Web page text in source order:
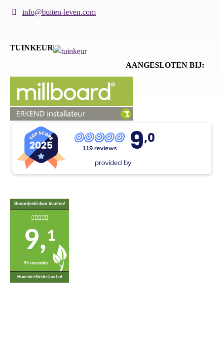
info@buiten-leven.com
TUINKEUR
AANGESLOTEN BIJ:
119 reviews 9,0
provided by
Beoordeeld door klanten!
9,1
94 recensies
HovenierNederland.nl